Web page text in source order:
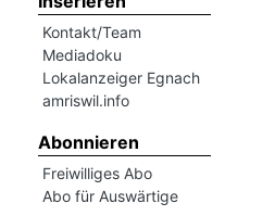
Kontakt/Team
Mediadoku
Lokalanzeiger Egnach
amriswil.info
Abonnieren
Freiwilliges Abo
Abo für Auswärtige